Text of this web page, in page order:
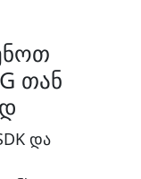
თან
და